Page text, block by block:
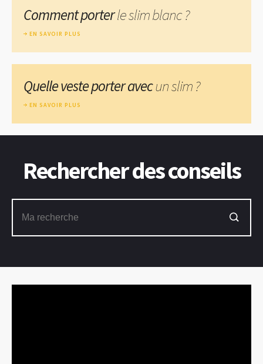
Comment porterle slim blanc ?
EN SAVOIR PLUS
Quelle veste porter avecun slim ?
EN SAVOIR PLUS
Rechercher des conseils